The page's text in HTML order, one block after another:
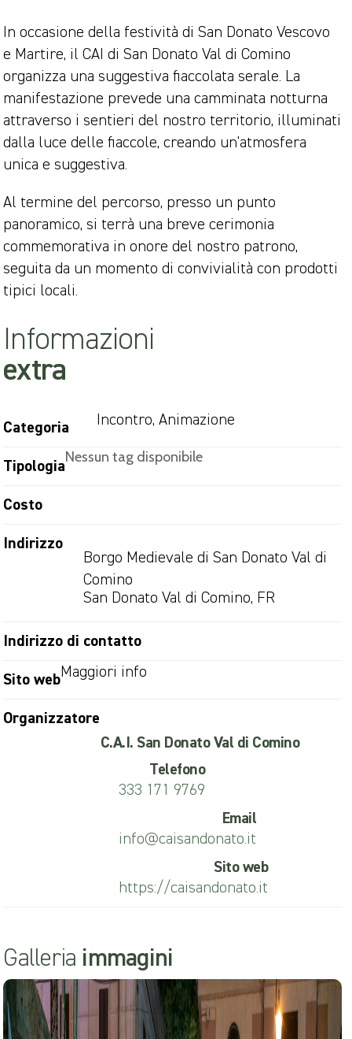
In occasione della festività di San Donato Vescovo
e Martire, il CAI di San Donato Val di Comino
organizza una suggestiva fiaccolata serale. La
manifestazione prevede una camminata notturna
attraverso i sentieri del nostro territorio, illuminati
dalla luce delle fiaccole, creando un’atmosfera
unica e suggestiva.
Al termine del percorso, presso un punto
panoramico, si terrà una breve cerimonia
commemorativa in onore del nostro patrono,
seguita da un momento di convivialità con prodotti
tipici locali.
Informazioni
extra
Categoria Incontro, Animazione
Tipologia
Nessun tag disponibile
Costo
Indirizzo
Borgo Medievale di San Donato Val di
Comino
San Donato Val di Comino, FR
Indirizzo di contatto
Sito webMaggiori info
Organizzatore
C.A.I. San Donato Val di Comino
Telefono
333 171 9769
Email
info@caisandonato.it
Sito web
https://caisandonato.it
Galleria immagini